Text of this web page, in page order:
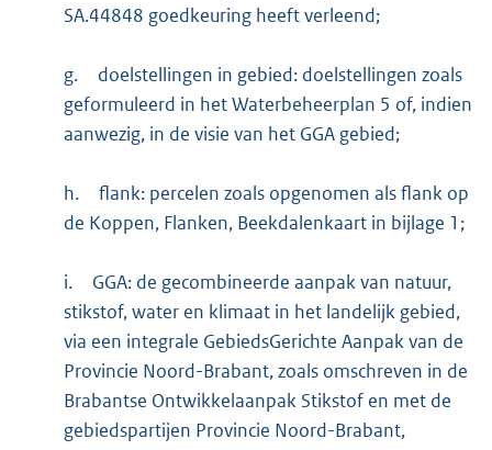
SA.44848 goedkeuring heeft verleend;
g.
doelstellingen in gebied: doelstellingen zoals
geformuleerd in het Waterbeheerplan 5 of, indien
aanwezig, in de visie van het GGA gebied;
h.
flank: percelen zoals opgenomen als flank op
de Koppen, Flanken, Beekdalenkaart in bijlage 1;
i.
GGA: de gecombineerde aanpak van natuur,
stikstof, water en klimaat in het landelijk gebied,
via een integrale GebiedsGerichte Aanpak van de
Provincie Noord-Brabant, zoals omschreven in de
Brabantse Ontwikkelaanpak Stikstof en met de
gebiedspartijen Provincie Noord-Brabant,